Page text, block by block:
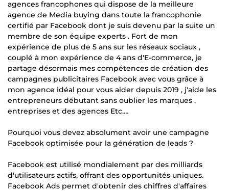
agences francophones qui dispose de la meilleure
agence de Media buying dans toute la francophonie
certifié par Facebook dont je suis devenu par la suite un
membre de son équipe experts . Fort de mon
expérience de plus de 5 ans sur les réseaux sociaux ,
couplé à mon expérience de 4 ans d'E-commerce, je
partage désormais mes compétences de création des
campagnes publicitaires Facebook avec vous grâce à
mon agence idéal pour vous aider depuis 2019 , j'aide les
entrepreneurs débutant sans oublier les marques ,
entreprises et des agences Etc.…
Pourquoi vous devez absolument avoir une campagne
Facebook optimisée pour la génération de leads ?
Facebook est utilisé mondialement par des milliards
d'utilisateurs actifs, offrant des opportunités uniques.
Facebook Ads permet d'obtenir des chiffres d'affaires